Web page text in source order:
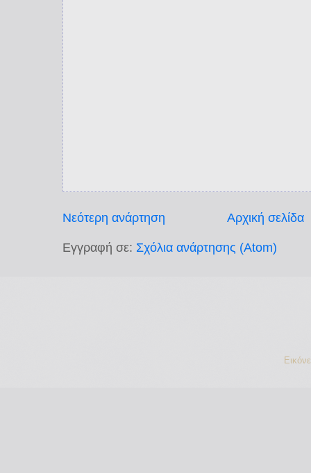
Νεότερη ανάρτηση Αρχική σελίδα
Εγγραφή σε: Σχόλια ανάρτησης (Atom)